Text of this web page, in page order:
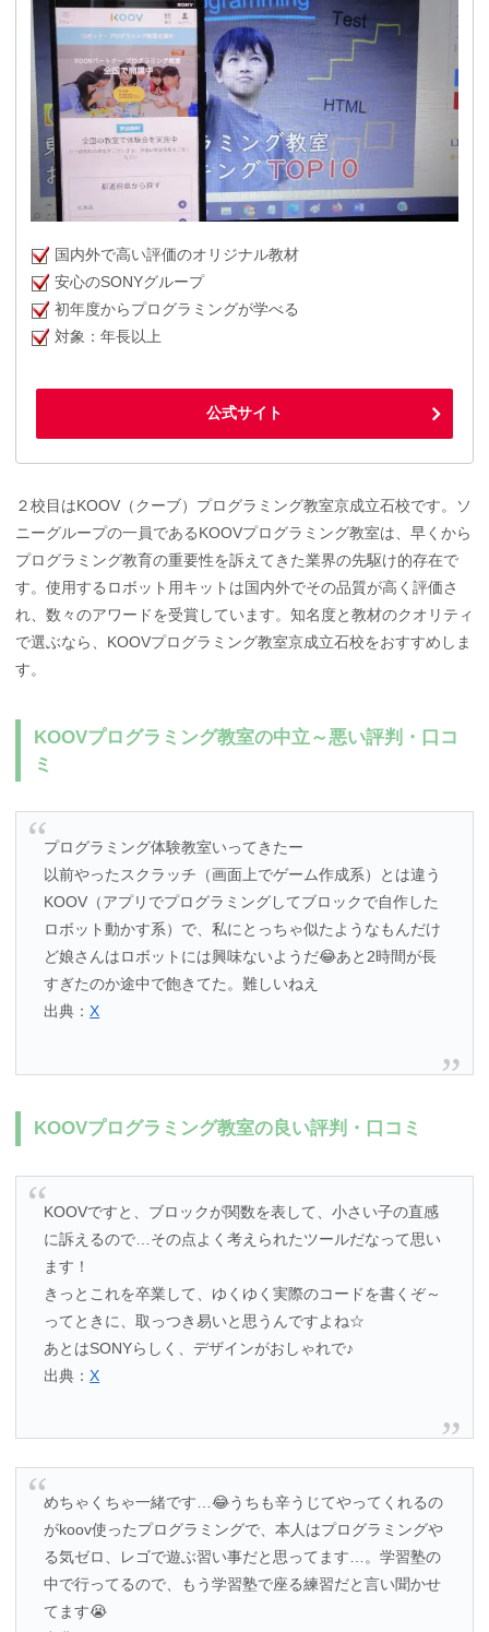
国内外で高い評価のオリジナル教材
安心のSONYグループ
初年度からプログラミングが学べる
対象：年長以上
公式サイト
２校目はKOOV（クーブ）プログラミング教室京成立石校です。ソ
ニーグループの一員であるKOOVプログラミング教室は、早くから
プログラミング教育の重要性を訴えてきた業界の先駆け的存在で
す。使用するロボット用キットは国内外でその品質が高く評価さ
れ、数々のアワードを受賞しています。知名度と教材のクオリティ
で選ぶなら、KOOVプログラミング教室京成立石校をおすすめしま
す。
KOOVプログラミング教室の中立～悪い評判・口コ
ミ
プログラミング体験教室いってきたー
以前やったスクラッチ（画面上でゲーム作成系）とは違う
KOOV（アプリでプログラミングしてブロックで自作した
ロボット動かす系）で、私にとっちゃ似たようなもんだけ
ど娘さんはロボットには興味ないようだ😂あと2時間が長
すぎたのか途中で飽きてた。難しいねえ
出典：X
KOOVプログラミング教室の良い評判・口コミ
KOOVですと、ブロックが関数を表して、小さい子の直感
に訴えるので…その点よく考えられたツールだなって思い
ます！
きっとこれを卒業して、ゆくゆく実際のコードを書くぞ～
ってときに、取っつき易いと思うんですよね☆
あとはSONYらしく、デザインがおしゃれで♪
出典：X
めちゃくちゃ一緒です…😂うちも辛うじてやってくれるの
がkoov使ったプログラミングで、本人はプログラミングや
る気ゼロ、レゴで遊ぶ習い事だと思ってます…。学習塾の
中で行ってるので、もう学習塾で座る練習だと言い聞かせ
てます😭